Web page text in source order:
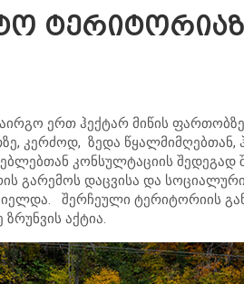
ერთ ჰექტარ მიწის ფართობზე
კერძოდ, ზედა წყალმიმღებთან,
კონსულტაციის შედეგად
გარემოს დაცვისა და სოციალური
შერჩეული ტერიტორიის
აქტია.